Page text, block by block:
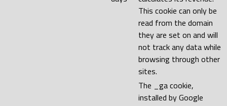
This cookie can only be
read from the domain
they are set on and will
not track any data while
browsing through other
sites.
The _ga cookie,
installed by Google